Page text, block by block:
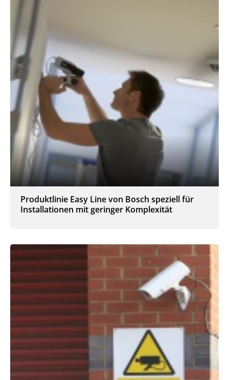
Produktlinie Easy Line von Bosch speziell für
Installationen mit geringer Komplexität